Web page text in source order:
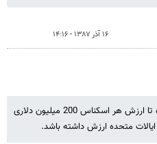
۱۶ آذر ۱۳۸۷ - ۱۴:۱۶
ادامه روند صعودی نرخ تورم باعث شده تا ارزش هر اسکناس 200 میلیون دلاری